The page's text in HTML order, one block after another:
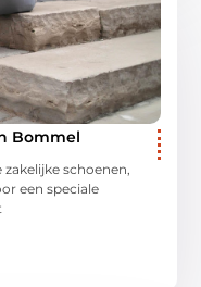
Bommel
schoenen,
een speciale